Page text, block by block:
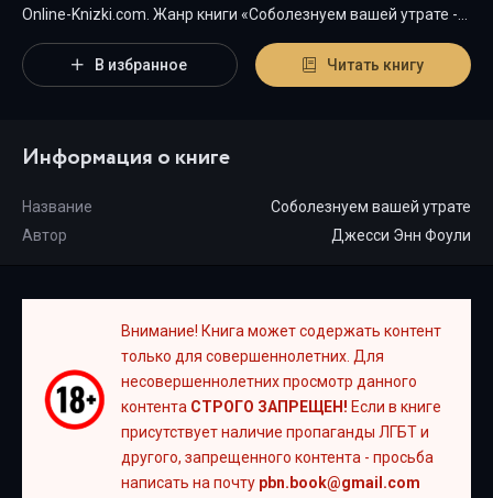
Оnline-Knizki.com. Жанр книги «Соболезнуем вашей утрате -
популярным жанром для современного читателя, а книга
"Соболезнуем вашей утрате" от автора Джесси Энн Фоули
В избранное Читать книгу
Информация о книге
Название
Соболезнуем вашей утрате
Автор
Джесси Энн Фоули
Внимание! Книга может содержать контент
только для совершеннолетних. Для
несовершеннолетних просмотр данного
контента СТРОГО ЗАПРЕЩЕН! Если в книге
присутствует наличие пропаганды ЛГБТ и
другого, запрещенного контента - просьба
написать на почту pbn.book@gmail.com